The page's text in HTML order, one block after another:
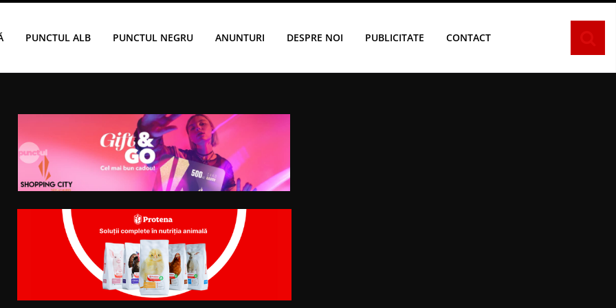
PUNCTUL ALB PUNCTUL NEGRU ANUNTURI DESPRE NOI PUBLICITATE CONTACT